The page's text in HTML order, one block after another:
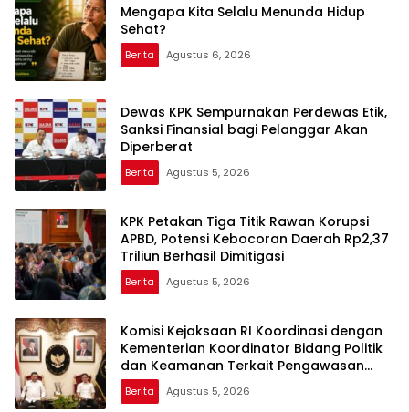
Mengapa Kita Selalu Menunda Hidup
Sehat?
Berita Agustus 6, 2026
Dewas KPK Sempurnakan Perdewas Etik,
Sanksi Finansial bagi Pelanggar Akan
Diperberat
Berita Agustus 5, 2026
KPK Petakan Tiga Titik Rawan Korupsi
APBD, Potensi Kebocoran Daerah Rp2,37
Triliun Berhasil Dimitigasi
Berita Agustus 5, 2026
Komisi Kejaksaan RI Koordinasi dengan
Kementerian Koordinator Bidang Politik
dan Keamanan Terkait Pengawasan
Penanganan Perkara Dugaan Korupsi
dan TPPU Mantan Jampidsus, FA
Berita Agustus 5, 2026